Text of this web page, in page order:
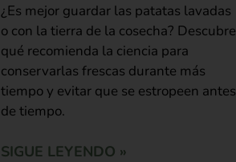
¿Es mejor guardar las patatas lavadas
o con la tierra de la cosecha? Descubre
qué recomienda la ciencia para
conservarlas frescas durante más
tiempo y evitar que se estropeen antes
de tiempo.
SIGUE LEYENDO »